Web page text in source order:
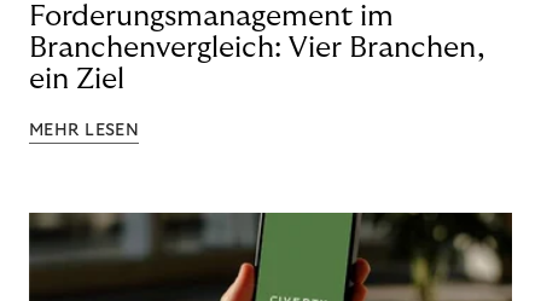
Forderungsmanagement im
Branchenvergleich: Vier Branchen,
ein Ziel
MEHR LESEN